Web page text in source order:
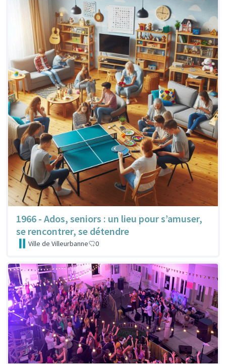
1966 - Ados, seniors : un lieu pour s’amuser,
se rencontrer, se détendre
Ville de Villeurbanne 0